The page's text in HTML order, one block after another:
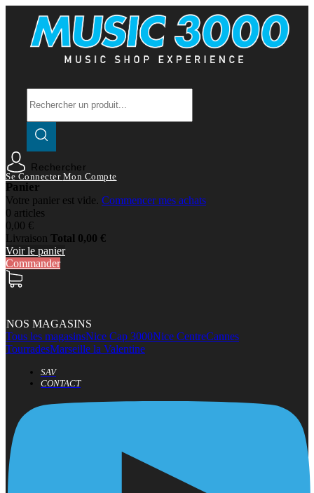
Rechercher
Se Connecter Mon Compte
Panier
Votre panier est vide. Commencer mes achats
0 articles
0,00 €
Livraison Total 0,00 €
Voir le panier
Commander
NOS MAGASINS
Tous les magasinsNice Cap 3000Nice CentreCannes
TourradesMarseille la Valentine
SAV
CONTACT